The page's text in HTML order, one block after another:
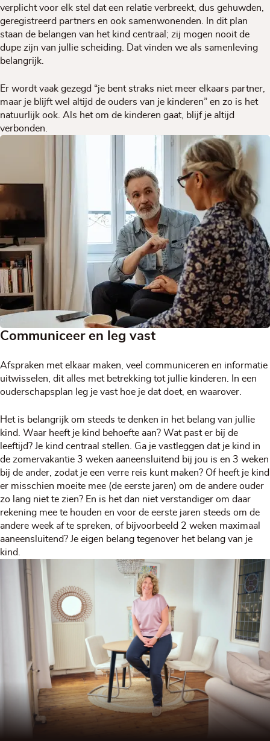
verplicht voor elk stel dat een relatie verbreekt, dus gehuwden,
geregistreerd partners en ook samenwonenden. In dit plan
staan de belangen van het kind centraal; zij mogen nooit de
dupe zijn van jullie scheiding. Dat vinden we als samenleving
belangrijk.
Er wordt vaak gezegd “je bent straks niet meer elkaars partner,
maar je blijft wel altijd de ouders van je kinderen” en zo is het
natuurlijk ook. Als het om de kinderen gaat, blijf je altijd
verbonden.
Communiceer en leg vast
Afspraken met elkaar maken, veel communiceren en informatie
uitwisselen, dit alles met betrekking tot jullie kinderen. In een
ouderschapsplan leg je vast hoe je dat doet, en waarover.
Het is belangrijk om steeds te denken in het belang van jullie
kind. Waar heeft je kind behoefte aan? Wat past er bij de
leeftijd? Je kind centraal stellen. Ga je vastleggen dat je kind in
de zomervakantie 3 weken aaneensluitend bij jou is en 3 weken
bij de ander, zodat je een verre reis kunt maken? Of heeft je kind
er misschien moeite mee (de eerste jaren) om de andere ouder
zo lang niet te zien? En is het dan niet verstandiger om daar
rekening mee te houden en voor de eerste jaren steeds om de
andere week af te spreken, of bijvoorbeeld 2 weken maximaal
aaneensluitend? Je eigen belang tegenover het belang van je
kind.